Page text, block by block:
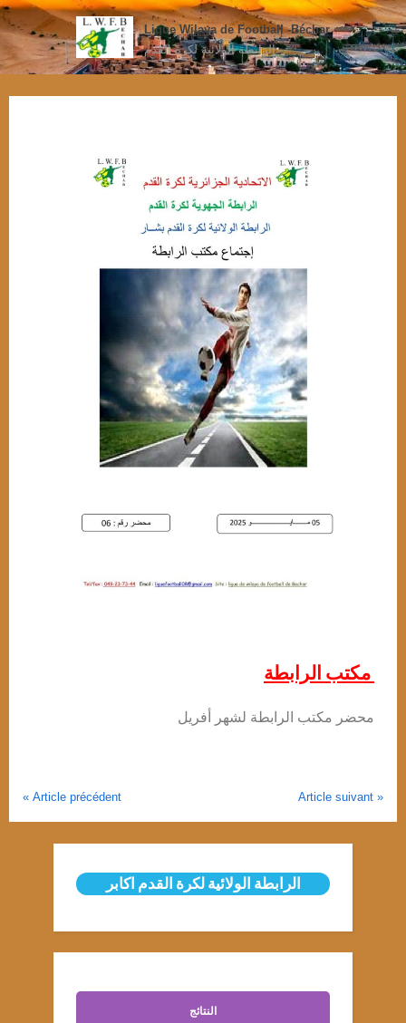
Ligue Wilaya de Football -Béchar
الرابطة الولائية لكرة القدم
محضر مكتب الرابطة لشهر أفريل
News Publicite
Article précédent Article suivant
الرابطة الولائية لكرة القدم اكابر
النتائج